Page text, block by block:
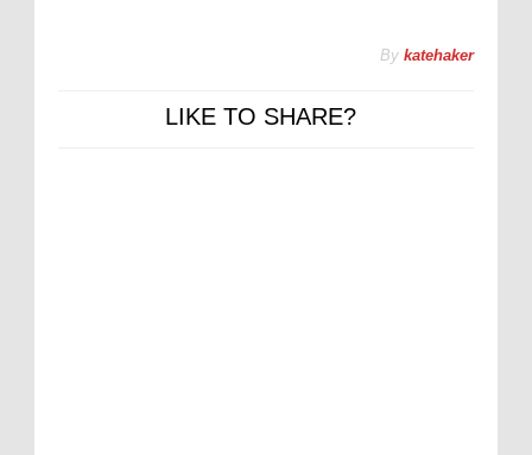
By katehaker
LIKE TO SHARE?